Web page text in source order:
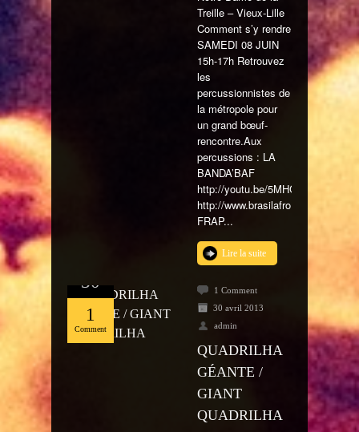
Treille – Vieux-Lille
Comment s’y rendre
SAMEDI 08 JUIN
15h-17h Retrouvez
les
percussionnistes de
la métropole pour
un grand bœuf-
rencontre.Aux
percussions : LA
BANDA’BAF
http://youtu.be/5MHCwmbOf5k
http://www.brasilafro.net/
FRAP...
Lire la suite
30
1
Comment
1 Comment
30 avril 2013
admin
QUADRILHA
GÉANTE /
GIANT
QUADRILHA